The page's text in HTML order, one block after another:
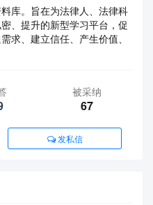
库。旨在为法律人、法律科
、提升的新型学习平台，促
求、建立信任、产生价值、
被采纳
67
发私信